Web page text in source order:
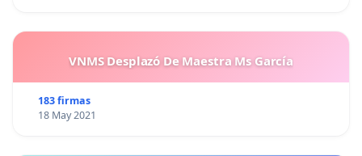
VNMS Desplazó De Maestra Ms García
183 firmas
18 May 2021